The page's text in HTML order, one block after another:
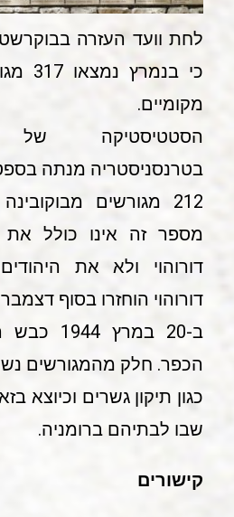
לחת וועד העזרה
מקומיים.
הסטטיסטיקה של
מספר זה אינו כולל את
דורוהוי ולא את
דורוהוי הוחזרו בסוף דצמבר 1943.
ב-20
הכפר. חלק מהמגורשים
כגון תיקון גשרים וכיוצא
שבו לבתיהם ברומניה.
קישורים